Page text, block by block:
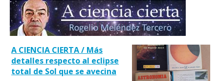
A CIENCIA CIERTA / Más
detalles respecto al eclipse
total de Sol que se avecina